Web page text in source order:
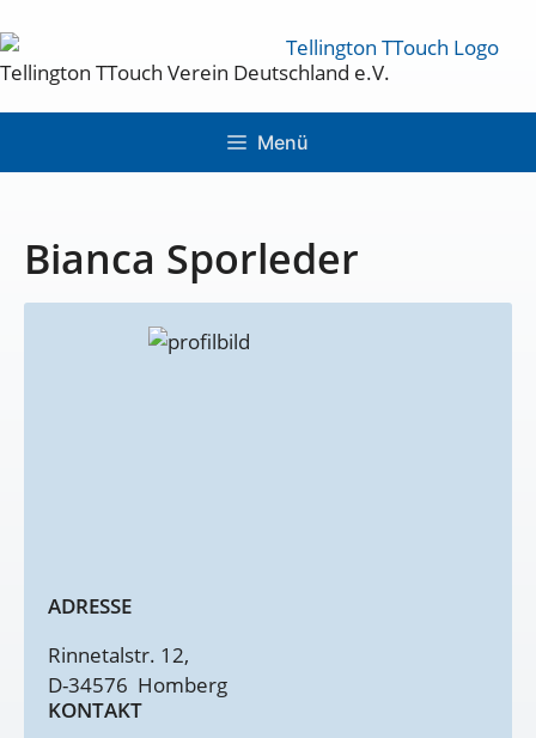
Tellington TTouch Verein Deutschland e.V.
Menü
Bianca Sporleder
ADRESSE
Rinnetalstr. 12,
D-34576 Homberg
KONTAKT